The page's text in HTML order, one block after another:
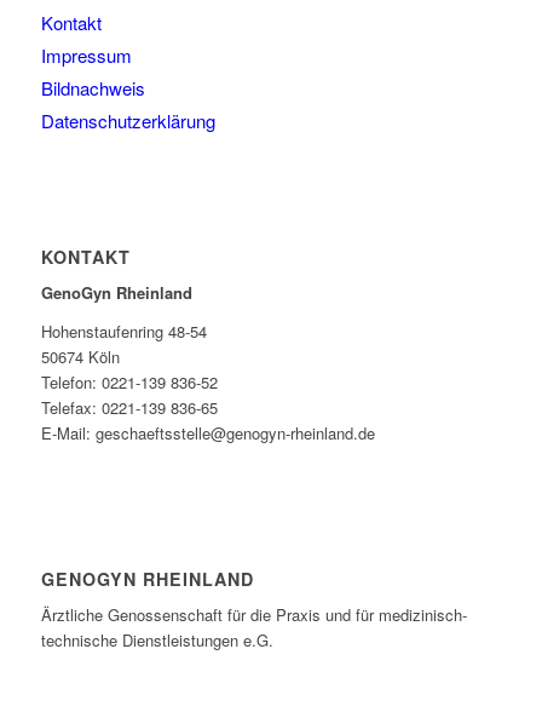
Kontakt
Impressum
Bildnachweis
Datenschutzerklärung
KONTAKT
GenoGyn Rheinland
Hohenstaufenring 48-54
50674 Köln
Telefon: 0221-139 836-52
Telefax: 0221-139 836-65
E-Mail: geschaeftsstelle@genogyn-rheinland.de
GENOGYN RHEINLAND
Ärztliche Genossenschaft für die Praxis und für medizinisch-
technische Dienstleistungen e.G.